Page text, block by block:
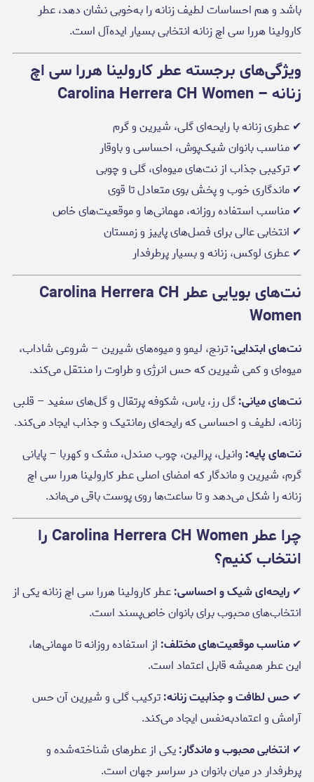
باشد و هم احساسات لطیف زنانه را به‌خوبی نشان دهد، عطر
کارولینا هررا سی اچ زنانه انتخابی بسیار ایده‌آل است.
ویژگی‌های برجسته عطر کارولینا هررا سی اچ
زنانه – Carolina Herrera CH Women
✔ عطری زنانه با رایحه‌ای گلی، شیرین و گرم
✔ مناسب بانوان شیک‌پوش، احساسی و باوقار
✔ ترکیبی جذاب از نت‌های میوه‌ای، گلی و چوبی
✔ ماندگاری خوب و پخش بوی متعادل تا قوی
✔ مناسب استفاده روزانه، مهمانی‌ها و موقعیت‌های خاص
✔ انتخابی عالی برای فصل‌های پاییز و زمستان
✔ عطری لوکس، زنانه و بسیار پرطرفدار
نت‌های بویایی عطر Carolina Herrera CH
Women
نت‌های ابتدایی:ترنج، لیمو و میوه‌های شیرین – شروعی شاداب،
میوه‌ای و کمی شیرین که حس انرژی و طراوت را منتقل می‌کند.
نت‌های میانی:گل رز، یاس، شکوفه پرتقال و گل‌های سفید – قلبی
زنانه، لطیف و احساسی که رایحه‌ای رمانتیک و جذاب ایجاد می‌کند.
نت‌های پایه: وانیل، پرالین، چوب صندل، مشک و کهربا – پایانی
گرم، شیرین و ماندگار که امضای اصلی عطر کارولینا هررا سی اچ
زنانه را شکل می‌دهد و تا ساعت‌ها روی پوست باقی می‌ماند.
چرا عطر Carolina Herrera CH Women را
انتخاب کنیم؟
✔ رایحه‌ای شیک و احساسی:عطر کارولینا هررا سی اچ زنانه یکی از
انتخاب‌های محبوب برای بانوان خاص‌پسند است.
✔ مناسب موقعیت‌های مختلف: از استفاده روزانه تا مهمانی‌ها،
این عطر همیشه قابل اعتماد است.
✔ حس لطافت و جذابیت زنانه:ترکیب گلی و شیرین آن حس
آرامش و اعتمادبه‌نفس ایجاد می‌کند.
✔ انتخابی محبوب و ماندگار:یکی از عطرهای شناخته‌شده و
پرطرفدار در میان بانوان در سراسر جهان است.